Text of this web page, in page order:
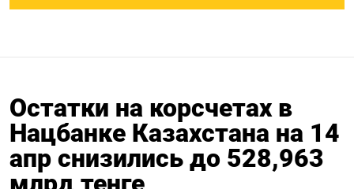
Остатки на корсчетах в
Нацбанке Казахстана на 14
апр снизились до 528,963